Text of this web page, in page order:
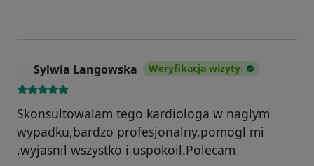
Sylwia Langowska Weryfikacja wizyty
Skonsultowalam tego kardiologa w naglym
wypadku,bardzo profesjonalny,pomogl mi
,wyjasnil wszystko i uspokoil.Polecam